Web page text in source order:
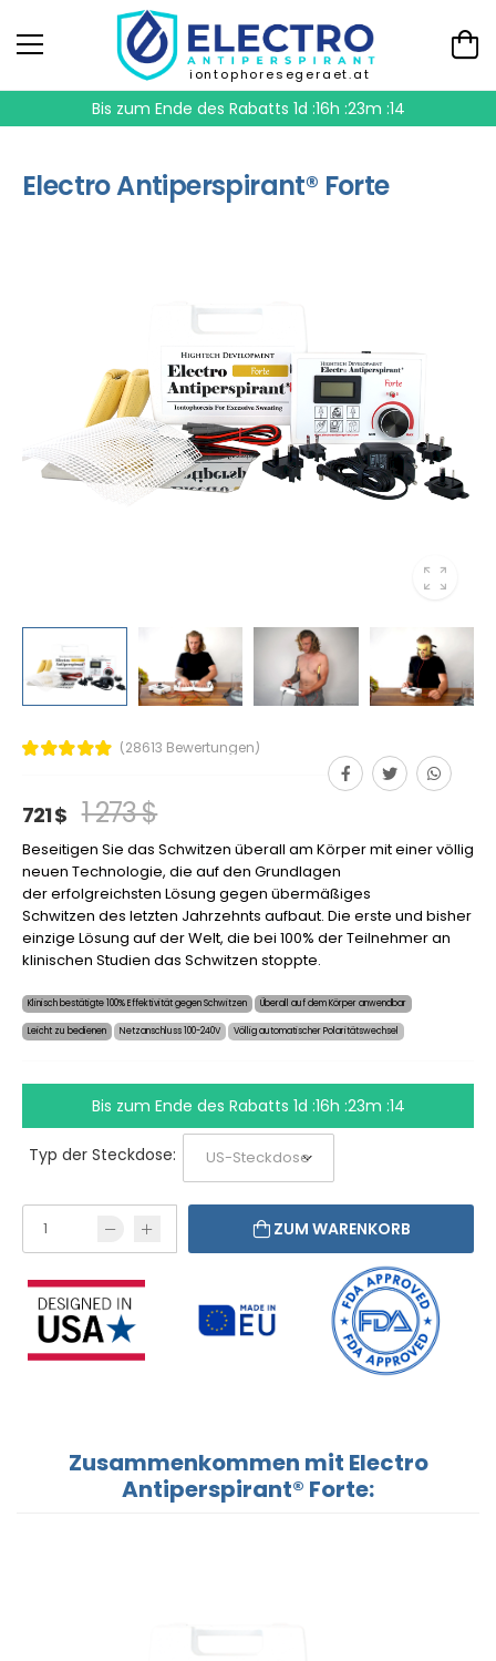
iontophoresegeraet.at
Bis zum Ende des Rabatts 1d :16h :23m :14
Electro Antiperspirant® Forte
(28613 Bewertungen)
721 $ 1 273 $
Beseitigen Sie das Schwitzen überall am Körper mit einer völlig
neuen Technologie, die auf den Grundlagen
der erfolgreichsten Lösung gegen übermäßiges
Schwitzen des letzten Jahrzehnts aufbaut. Die erste und bisher
einzige Lösung auf der Welt, die bei 100% der Teilnehmer an
klinischen Studien das Schwitzen stoppte.
Klinisch bestätigte 100% Effektivität gegen Schwitzen Überall auf dem Körper anwendbar
Leicht zu bedienen Netzanschluss 100-240V Völlig automatischer Polaritätswechsel
Bis zum Ende des Rabatts 1d :16h :23m :14
Typ der Steckdose:
ZUM WARENKORB
Zusammenkommen mit Electro
Antiperspirant® Forte: